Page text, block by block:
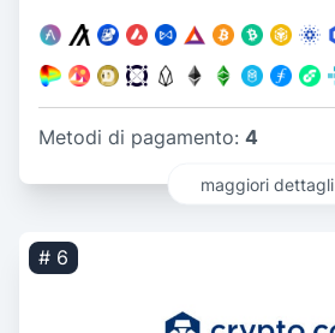
Metodi di pagamento: 4
maggiori dettagli
# 6